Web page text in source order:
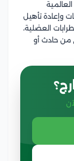
وإعادة تأهيل
العضلية،
حادث أو